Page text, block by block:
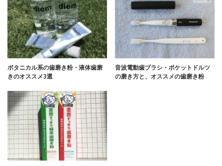
ボタニカル系の歯磨き粉・液体歯磨
きのオススメ3選
音波電動歯ブラシ・ポケットドルツ
の磨き方と、オススメの歯磨き粉